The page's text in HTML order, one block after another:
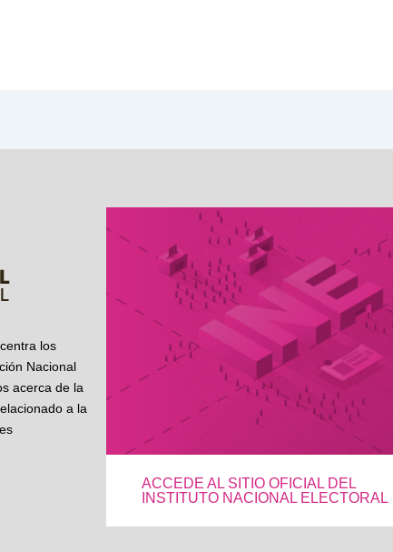
los
Nacional
acerca de la
a la
ACCEDE AL SITIO OFICIAL DEL
INSTITUTO NACIONAL ELECTORAL